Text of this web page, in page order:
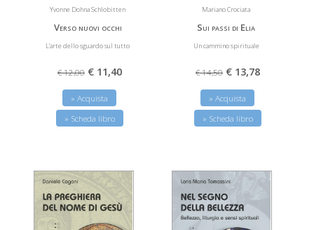
Yvonne Dohna Schlobitten
Verso nuovi occhi
L'arte dello sguardo sul tutto
€ 12,00 € 11,40
» Acquista
» Scheda libro
Mariano Crociata
Sui passi di Elia
Un cammino spirituale
€ 14,50 € 13,78
» Acquista
» Scheda libro